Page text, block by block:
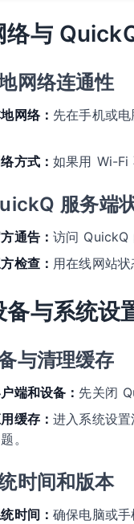
络与
网络连通性
网络： 先在手机或
方式：如果用 Wi-Fi
服务端
通告：访问 QuickQ
检查： 用在线网站
备与系统设
与清理缓存
端和设备： 先关闭
缓存：进入系统设
。
时间和版本
时间：确保电脑或手